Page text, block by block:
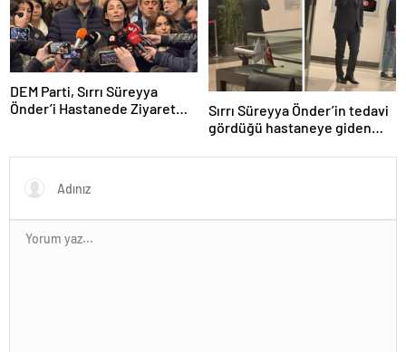
DEM Parti, Sırrı Süreyya
Önder’i Hastanede Ziyaret
Sırrı Süreyya Önder’in tedavi
gördüğü hastaneye giden
trafiği